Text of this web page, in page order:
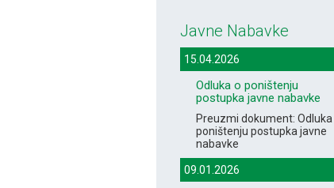
Javne Nabavke
15.04.2026
Odluka o poništenju
postupka javne nabavke
Preuzmi dokument: Odluka
poništenju postupka javne
nabavke
09.01.2026